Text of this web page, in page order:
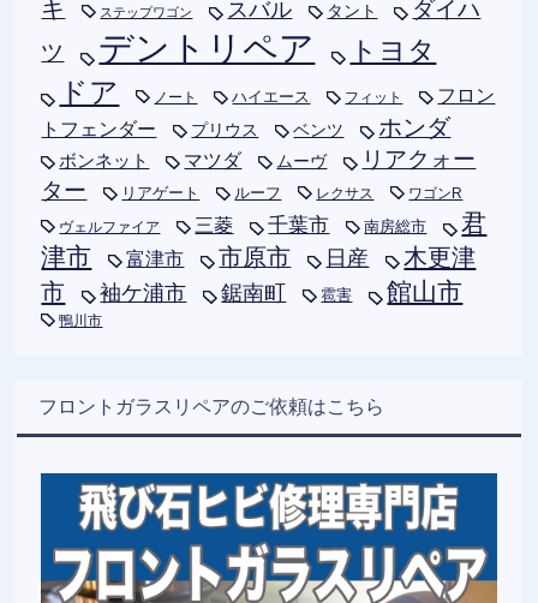
キ ステップワゴン スバル タント
ダイハ
ツ
デントリペア
トヨタ
ドア
ノート ハイエース フィット
フロン
トフェンダー
プリウス ベンツ ホンダ
ボンネット マツダ ムーヴ
リアクォー
ター
リアゲート ルーフ レクサス ワゴンR
ヴェルファイア 三菱 千葉市 南房総市
君
津市
富津市 市原市 日産
木更津
市
袖ケ浦市 鋸南町 雹害 館山市
鴨川市
フロントガラスリペアのご依頼はこちら